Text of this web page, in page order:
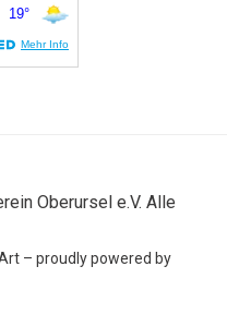
Oberursel e.V. Alle
– proudly powered by